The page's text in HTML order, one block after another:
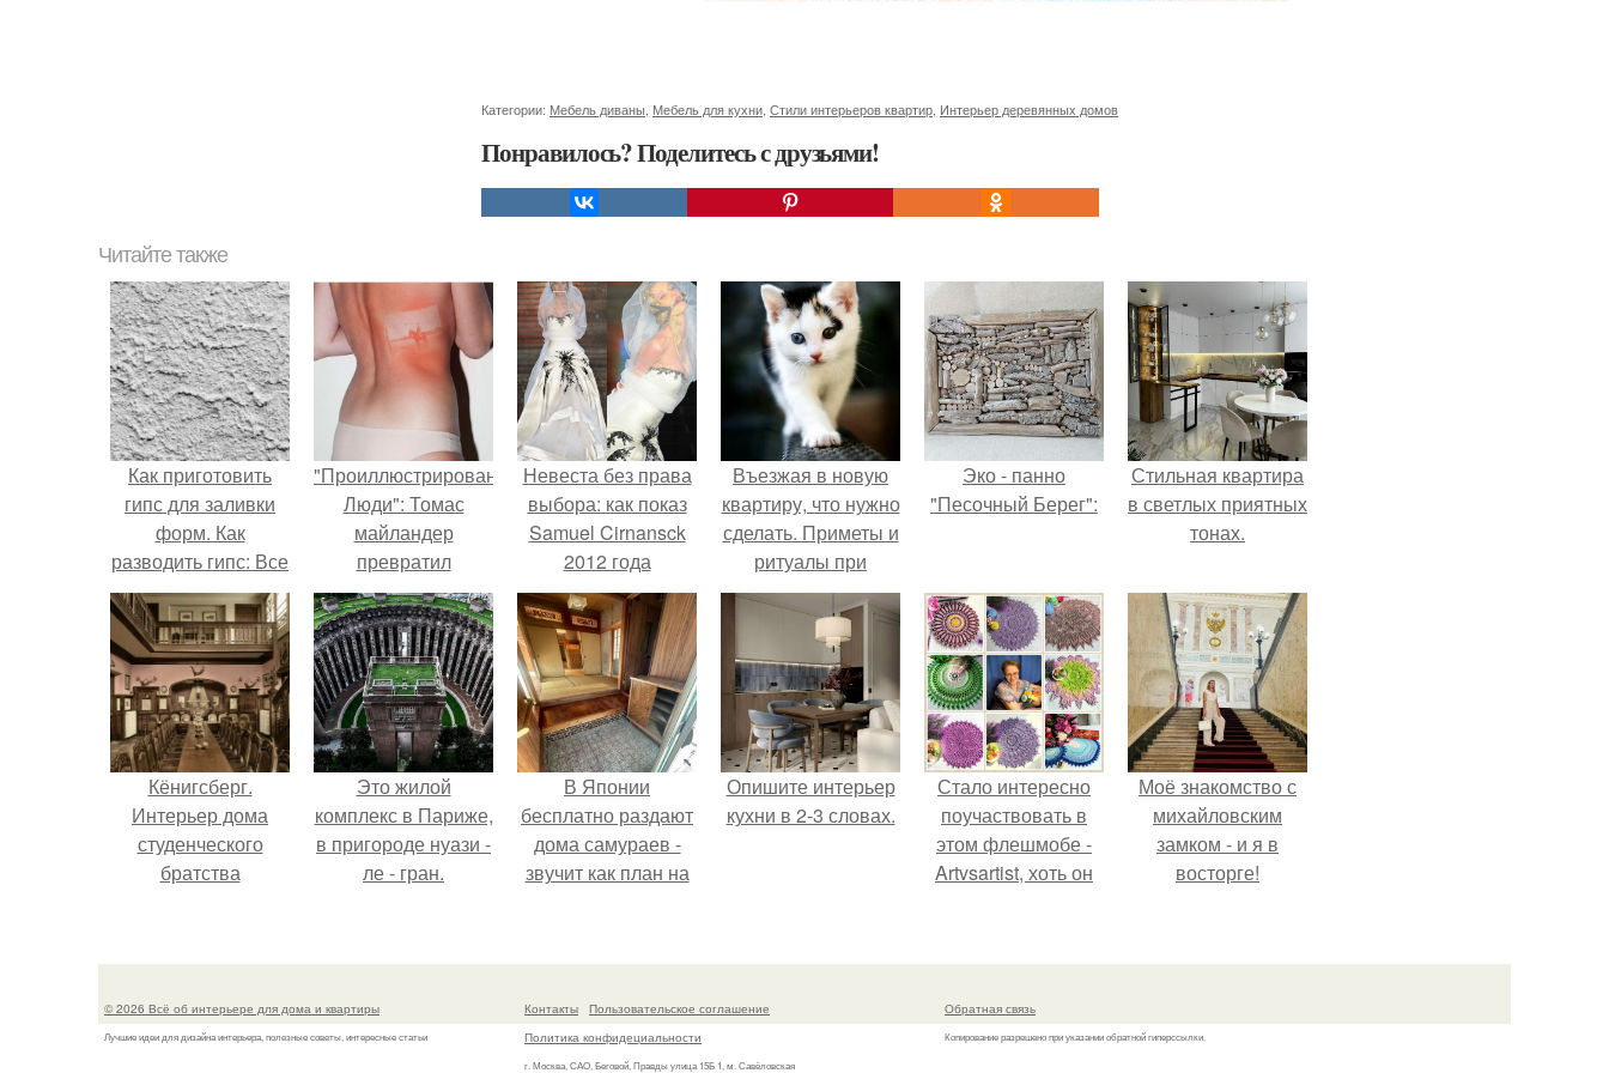
Категории: Мебель диваны Мебель для кухни Стили интерьеров квартир Интерьер деревянных домов
Понравилось? Поделитесь с друзьями!
Читайте также
Как приготовить
гипс для заливки
форм. Как
разводить гипс: Все
о приготовлении
идеального
раствора
"Проиллюстрированные
Люди": Томас
майландер
превратил
солнечные ожоги в
арт - объект.
Невеста без права
выбора: как показ
Samuel Cirnansck
2012 года
превратил подиум
в манифест против
принуждения.
Въезжая в новую
квартиру, что нужно
сделать. Приметы и
ритуалы при
новоселье
Эко - панно
"Песочный Берег":
Стильная квартира
в светлых приятных
тонах.
Кёнигсберг.
Интерьер дома
студенческого
братства
Это жилой
комплекс в Париже,
в пригороде нуази -
ле - гран.
В Японии
бесплатно раздают
дома самураев -
звучит как план на
Опишите интерьер
кухни в 2-3 словах.
Стало интересно
поучаствовать в
этом флешмобе -
Artvsartist, хоть он
больше про
Моё знакомство с
михайловским
замком - и я в
восторге!
© 2026 Всё об интерьере для дома и квартиры
Лучшие идеи для дизайна интерьера, полезные советы, интересные статьи
Контакты
Пользовательское соглашение
Политика конфидециальности
г. Москва, САО, Беговой, Правды улица 15Б 1, м. Савёловская
Обратная связь
Копирование разрешено при указании обратной гиперссылки.